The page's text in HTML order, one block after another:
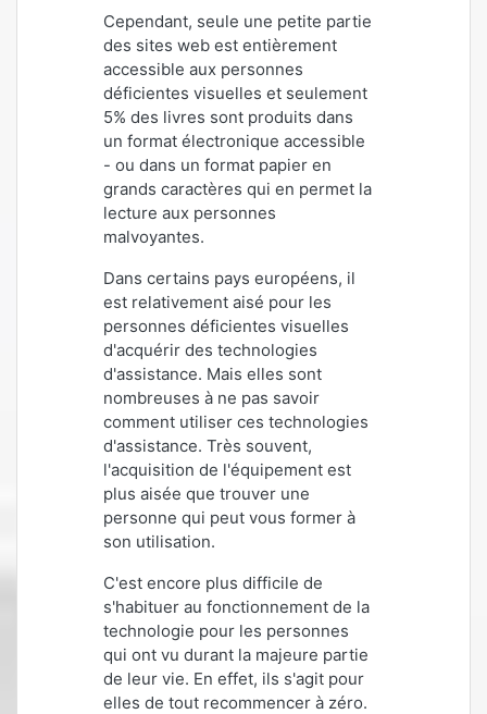
Cependant, seule une petite partie
des sites web est entièrement
accessible aux personnes
déficientes visuelles et seulement
5% des livres sont produits dans
un format électronique accessible
- ou dans un format papier en
grands caractères qui en permet la
lecture aux personnes
malvoyantes.
Dans certains pays européens, il
est relativement aisé pour les
personnes déficientes visuelles
d'acquérir des technologies
d'assistance. Mais elles sont
nombreuses à ne pas savoir
comment utiliser ces technologies
d'assistance. Très souvent,
l'acquisition de l'équipement est
plus aisée que trouver une
personne qui peut vous former à
son utilisation.
C'est encore plus difficile de
s'habituer au fonctionnement de la
technologie pour les personnes
qui ont vu durant la majeure partie
de leur vie. En effet, ils s'agit pour
elles de tout recommencer à zéro.